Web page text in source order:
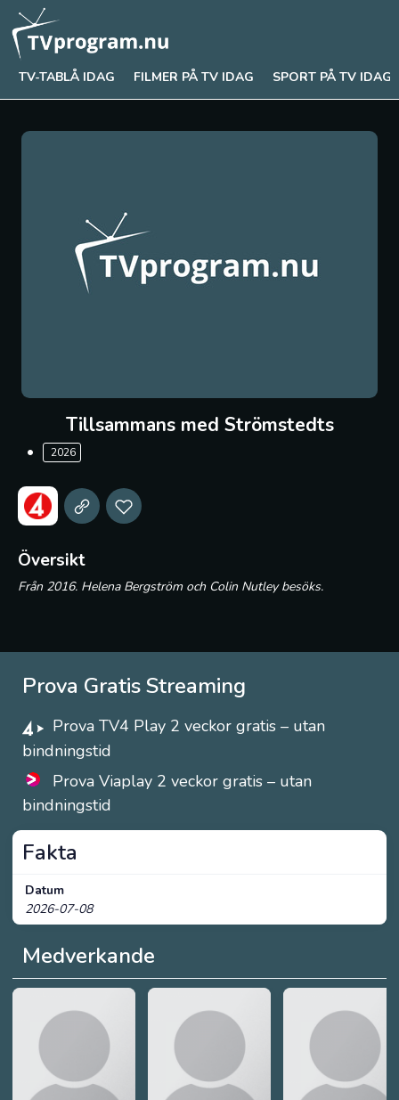
TV-TABLÅ IDAG FILMER PÅ TV IDAG SPORT PÅ TV IDAG
Tillsammans med Strömstedts
2026
Översikt
Från 2016. Helena Bergström och Colin Nutley besöks.
Prova Gratis Streaming
Prova TV4 Play 2 veckor gratis – utan
bindningstid
Prova Viaplay 2 veckor gratis – utan
bindningstid
Medverkande
Fakta
Datum
2026-07-08